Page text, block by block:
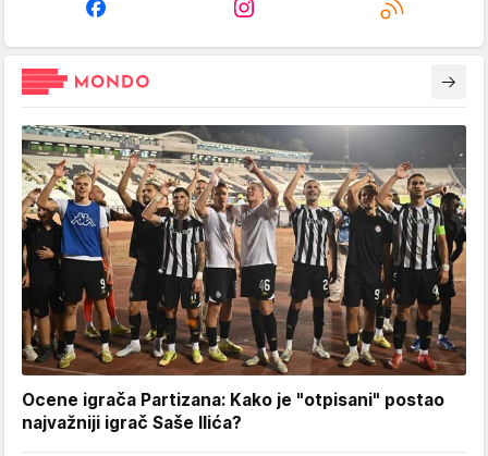
Ocene igrača Partizana: Kako je "otpisani" postao
najvažniji igrač Saše Ilića?